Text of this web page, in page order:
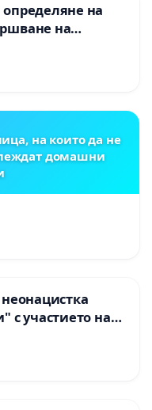
на
на
пътен възел АМ
- к.к.
на които да не
домашни
с участието на